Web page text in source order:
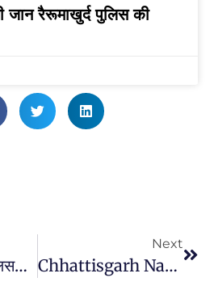
जान रैरूमाखुर्द पुलिस की
मुठभेड़ : जिले में पुलिस-नक्सली मुठभेड़ में चार नक्सलियों को ढेर करने की खबर सामने
Next
Chhattisgarh Naxali Encounter : छत्तीसगढ़ में नक्सलियों के खिलाफ बड़ा ऑपरेशन, सुरक्षाबलों ने अब तक 40 से अधिक नक्सलियों को किया ढेर…